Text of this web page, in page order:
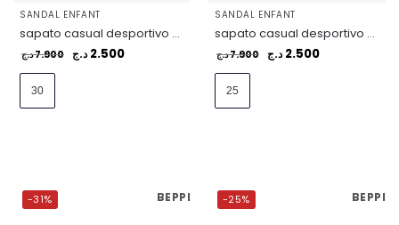
SANDAL ENFANT
sapato casual desportivo – 2189520
7.900د.ج 2.500 د.ج
30
SANDAL ENFANT
sapato casual desportivo – 2191551
7.900د.ج 2.500 د.ج
25
-31% BEPPI -25% BEPPI